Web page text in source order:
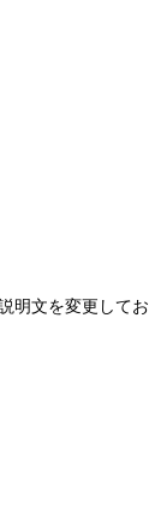
明文を変更してお